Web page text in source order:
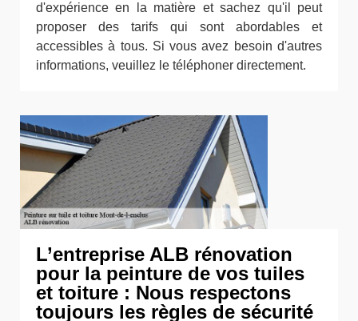
d'expérience en la matière et sachez qu'il peut
proposer des tarifs qui sont abordables et
accessibles à tous. Si vous avez besoin d'autres
informations, veuillez le téléphoner directement.
L’entreprise ALB rénovation
pour la peinture de vos tuiles
et toiture : Nous respectons
toujours les règles de sécurité